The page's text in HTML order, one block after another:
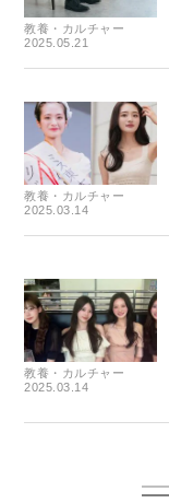
教養・カルチャー
2025.05.21
教養・カルチャー
2025.03.14
教養・カルチャー
2025.03.14